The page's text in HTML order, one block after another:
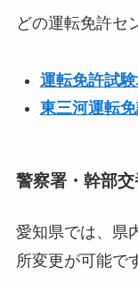
どの運転免許セ
運転免許試
東三河運転
警察署・幹部交
愛知県では、県
所変更が可能で